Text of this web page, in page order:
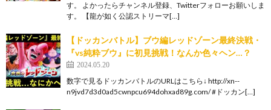
す。 よかったらチャンネル登録、Twitterフォローお願いしま
す。 【龍が如く公認ストリーマ[…]
【ドッカンバトル】ブウ編レッドゾーン最終決戦・
『vs純粋ブウ』に初見挑戦！なんか色々ヘン…？
2024.05.20
数字で見るドッカンバトルのURLはこちら↓ http://xn--
n9jvd7d3d0ad5cwnpcu694dohxad89g.com/ #ドッカン[…]